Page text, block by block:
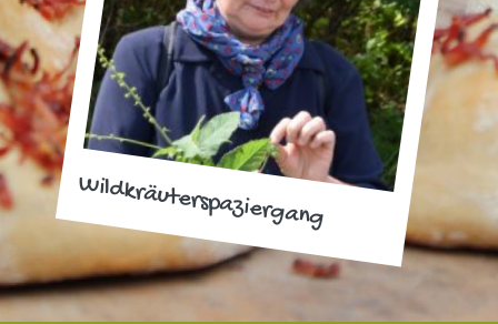
Wildkräuterspaziergang